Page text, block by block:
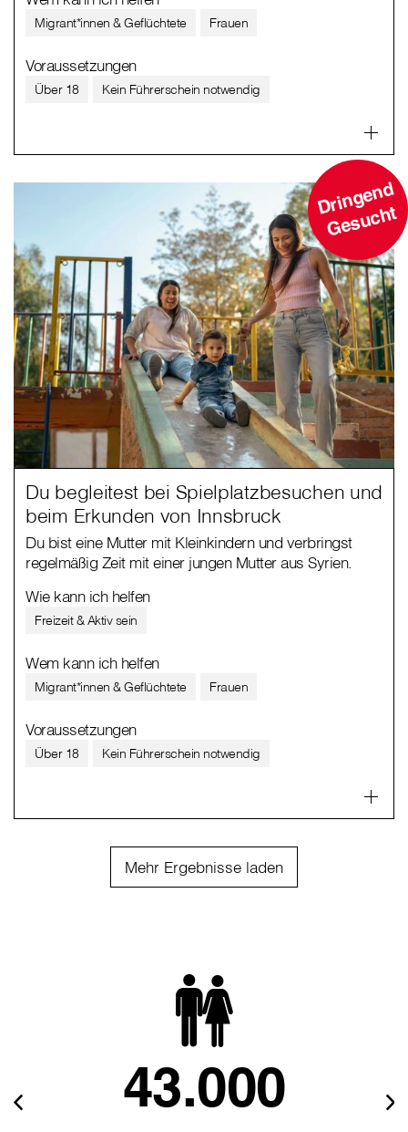
Migrant*innen & Geflüchtete Frauen
Voraussetzungen
Über 18 Kein Führerschein notwendig
D
ri
n
g
e
n
d
G
e
s
u
c
ht
Du begleitest bei Spielplatzbesuchen und
beim Erkunden von Innsbruck
Du bist eine Mutter mit Kleinkindern und verbringst
regelmäßig Zeit mit einer jungen Mutter aus Syrien.
Wie kann ich helfen
Freizeit & Aktiv sein
Wem kann ich helfen
Migrant*innen & Geflüchtete Frauen
Voraussetzungen
Über 18 Kein Führerschein notwendig
Mehr Ergebnisse laden
43.000